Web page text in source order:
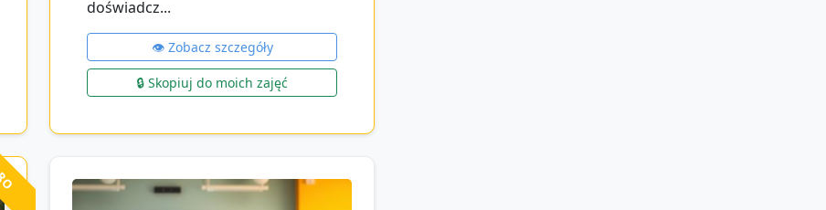
doświadcz...
👁️ Zobacz szczegóły
🔒 Skopiuj do moich zajęć